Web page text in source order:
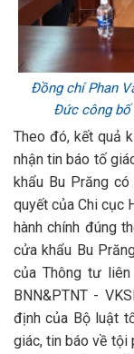
Đồng chí Phan
Đức công bố
Theo đó, kết quả
nhận tin báo tố
khẩu Bu Prăng
quyết của Chi cục
hành chính đúng
cửa khẩu Bu
của Thông tư
BNN&PTNT -
định của Bộ luật
giác, tin báo về tội